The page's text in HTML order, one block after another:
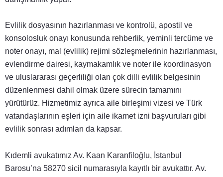
Evlilik dosyasının hazırlanması ve kontrolü, apostil ve
konsolosluk onayı konusunda rehberlik, yeminli tercüme ve
noter onayı, mal (evlilik) rejimi sözleşmelerinin hazırlanması,
evlendirme dairesi, kaymakamlık ve noter ile koordinasyon
ve uluslararası geçerliliği olan çok dilli evlilik belgesinin
düzenlenmesi dahil olmak üzere sürecin tamamını
yürütürüz. Hizmetimiz ayrıca aile birleşimi vizesi ve Türk
vatandaşlarının eşleri için aile ikamet izni başvuruları gibi
evlilik sonrası adımları da kapsar.
Kıdemli avukatımız Av. Kaan Karanfiloğlu, İstanbul
Barosu’na 58270 sicil numarasıyla kayıtlı bir avukattır. Av.